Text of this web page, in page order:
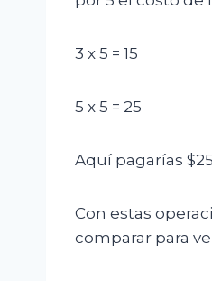
3 x 5 = 15
5 x 5 = 25
Aquí pagarías
Con estas
comparar para